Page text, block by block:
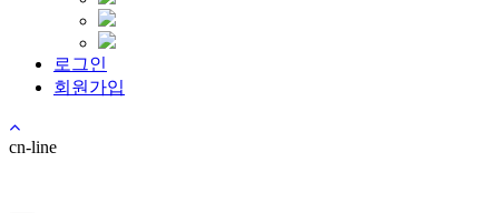
로그인
회원가입
cn-line